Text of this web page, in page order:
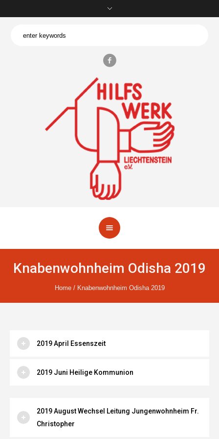
Knabenwohnheim Odisha 2019
Home/ Knabenwohnheim Odisha 2019
2019 April Essenszeit
2019 Juni Heilige Kommunion
2019 August Wechsel Leitung Jungenwohnheim Fr.
Christopher